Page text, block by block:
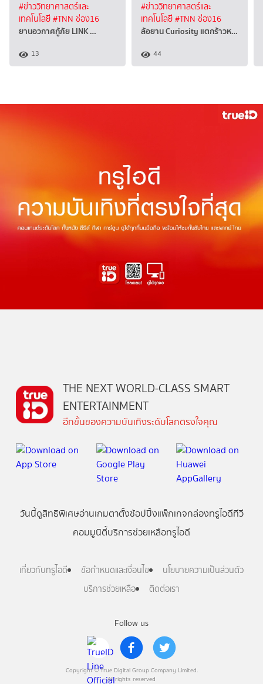
#ข่าววิทยาศาสตร์และ
เทคโนโลยี#TNN ช่อง16
ยานอวกาศกู้ภัย LINK …
13
#ข่าววิทยาศาสตร์และ
เทคโนโลยี#TNN ช่อง16
ล้อยาน Curiosity แตกร้าวห…
44
Follow us
Copyright © True Digital Group Company Limited.
All rights reserved
THE NEXT WORLD-CLASS SMART
ENTERTAINMENT
อีกขั้นของความบันเทิงระดับโลกตรงใจคุณ
วันนี้ดูสิทธิพิเศษอ่านเกมตาตั้งช้อปปิ้งแพ็กเกจกล่องทรูไอดีทีวี
คอมมูนิตี้บริการช่วยเหลือทรูไอดี
เกี่ยวกับทรูไอดี ข้อกำหนดและเงื่อนไข
นโยบายความเป็นส่วนตัว
บริการช่วยเหลือ
ติดต่อเรา